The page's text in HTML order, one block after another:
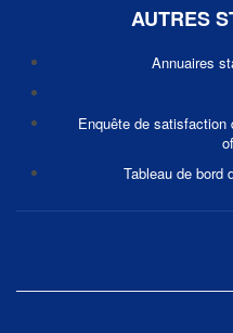
AUTRES
Annuaires
Enquête de
Tableau de bord